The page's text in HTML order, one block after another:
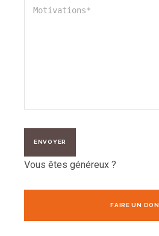
Vous êtes généreux ?
FAIRE UN DON